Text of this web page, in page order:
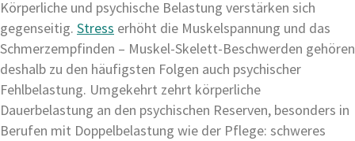
Körperliche und psychische Belastung verstärken sich
gegenseitig. Stress erhöht die Muskelspannung und das
Schmerzempfinden – Muskel-Skelett-Beschwerden gehören
deshalb zu den häufigsten Folgen auch psychischer
Fehlbelastung. Umgekehrt zehrt körperliche
Dauerbelastung an den psychischen Reserven, besonders in
Berufen mit Doppelbelastung wie der Pflege: schweres